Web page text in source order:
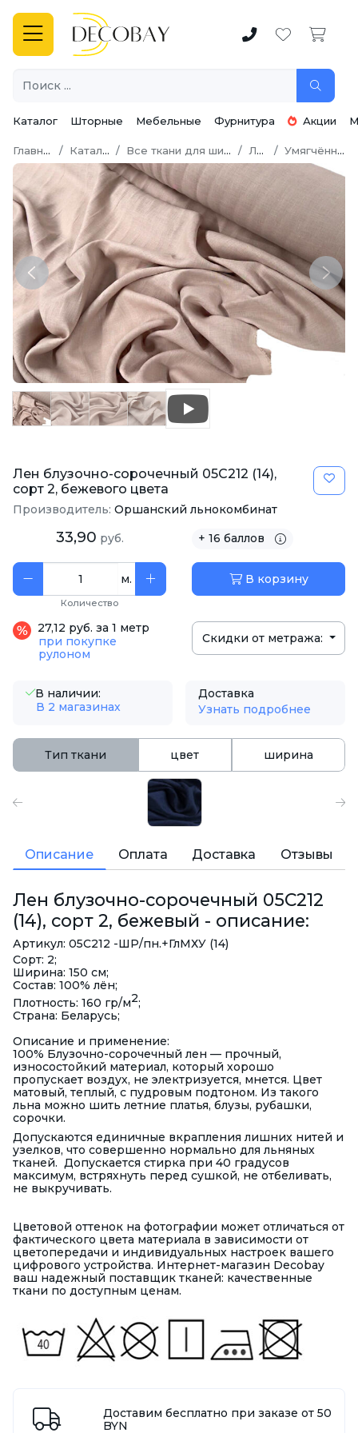
Каталог Шторные Мебельные Фурнитура Акции
Главная Каталог Все ткани для шитья Лен Умягчённый
Previous Next
Лен блузочно-сорочечный 05С212 (14),
сорт 2, бежевого цвета
Производитель: Оршанский льнокомбинат
33,90 руб. + 16 баллов
м.
Количество
В корзину
27,12 руб. за 1 метр
при покупке
рулоном
Скидки от метража:
В наличии:
В 2 магазинах
Доставка
Узнать подробнее
Тип ткани цвет ширина
Описание Оплата Доставка Отзывы
Лен блузочно-сорочечный 05С212
(14), сорт 2, бежевый - описание:
Артикул: 05С212 -ШР/пн.+ГлМХУ (14)
Сорт: 2;
Ширина: 150 см;
Состав: 100% лён;
Плотность: 160 гр/м2;
Страна: Беларусь;
Описание и применение:
100% Блузочно-сорочечный лен — прочный,
износостойкий материал, который хорошо
пропускает воздух, не электризуется, мнется. Цвет
матовый, теплый, с пудровым подтоном. Из такого
льна можно шить летние платья, блузы, рубашки,
сорочки.
Допускаются единичные вкрапления лишних нитей и
узелков, что совершенно нормально для льняных
тканей. Допускается стирка при 40 градусов
максимум, встряхнуть перед сушкой, не отбеливать,
не выкручивать.
Цветовой оттенок на фотографии может отличаться от
фактического цвета материала в зависимости от
цветопередачи и индивидуальных настроек вашего
цифрового устройства. Интернет-магазин Decobay
ваш надежный поставщик тканей: качественные
ткани по доступным ценам.
Доставим бесплатно при заказе от 50
BYN